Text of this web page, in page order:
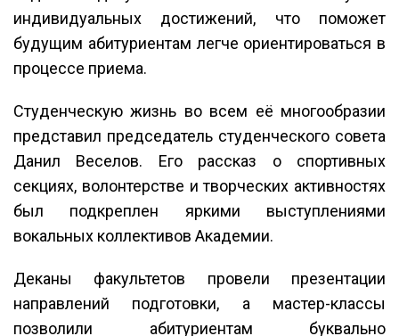
индивидуальных достижений, что поможет
будущим абитуриентам легче ориентироваться в
процессе приема.
Студенческую жизнь во всем её многообразии
представил председатель студенческого совета
Данил Веселов. Его рассказ о спортивных
секциях, волонтерстве и творческих активностях
был подкреплен яркими выступлениями
вокальных коллективов Академии.
Деканы факультетов провели презентации
направлений подготовки, а мастер-классы
позволили абитуриентам буквально